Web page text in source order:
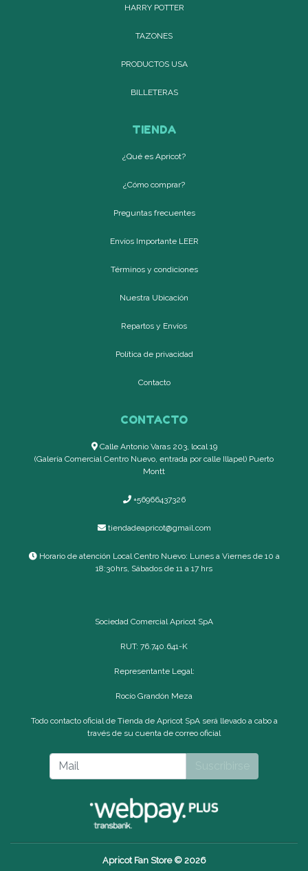
HARRY POTTER
TAZONES
PRODUCTOS USA
BILLETERAS
TIENDA
¿Qué es Apricot?
¿Cómo comprar?
Preguntas frecuentes
Envíos Importante LEER
Términos y condiciones
Nuestra Ubicación
Repartos y Envíos
Política de privacidad
Contacto
CONTACTO
Calle Antonio Varas 203, local 19
(Galería Comercial Centro Nuevo, entrada por calle Illapel) Puerto
Montt
+56966437326
tiendadeapricot@gmail.com
Horario de atención Local Centro Nuevo: Lunes a Viernes de 10 a
18:30hrs, Sábados de 11 a 17 hrs
Sociedad Comercial Apricot SpA
RUT: 76.740.641-K
Representante Legal:
Rocío Grandón Meza
Todo contacto oficial de Tienda de Apricot SpA será llevado a cabo a
través de su cuenta de correo oficial
Apricot Fan Store © 2026